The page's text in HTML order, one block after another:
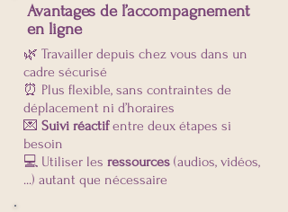
Avantages de l’accompagnement
en ligne
🌿 Travailler depuis chez vous dans un
cadre sécurisé
⏰ Plus flexible, sans contraintes de
déplacement ni d’horaires
💌 Suivi réactifentre deux étapes si
besoin
💻 Utiliser les ressources (audios, vidéos,
...) autant que nécessaire